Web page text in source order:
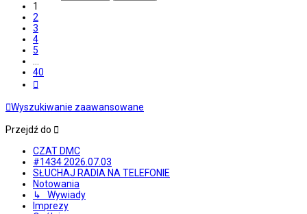
1
2
3
4
5
40
Wyszukiwanie zaawansowane
Przejdź do
CZAT DMC
#1434 2026.07.03
SŁUCHAJ RADIA NA TELEFONIE
Notowania
↳ Wywiady
Imprezy